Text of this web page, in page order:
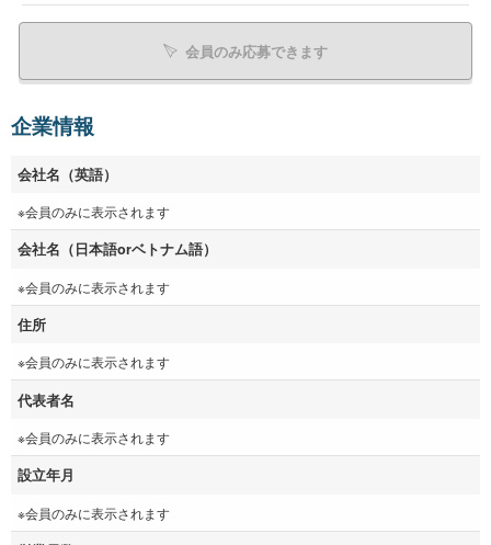
会員のみ応募できます
企業情報
会社名（英語）
※会員のみに表示されます
会社名（日本語orベトナム語）
※会員のみに表示されます
住所
※会員のみに表示されます
代表者名
※会員のみに表示されます
設立年月
※会員のみに表示されます